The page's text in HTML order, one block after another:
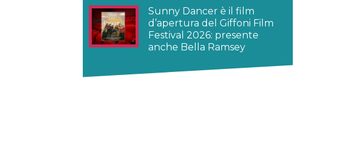
Sunny Dancer è il film
d’apertura del Giffoni Film
Festival 2026: presente
anche Bella Ramsey